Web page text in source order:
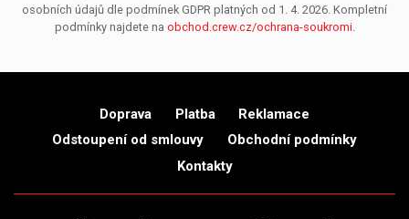
osobních údajů dle podmínek GDPR platných od 1. 4. 2026. Kompletní
podmínky najdete na obchod.crew.cz/ochrana-soukromi.
Doprava Platba
Reklamace
Odstoupení od smlouvy
Obchodní podmínky
Kontakty